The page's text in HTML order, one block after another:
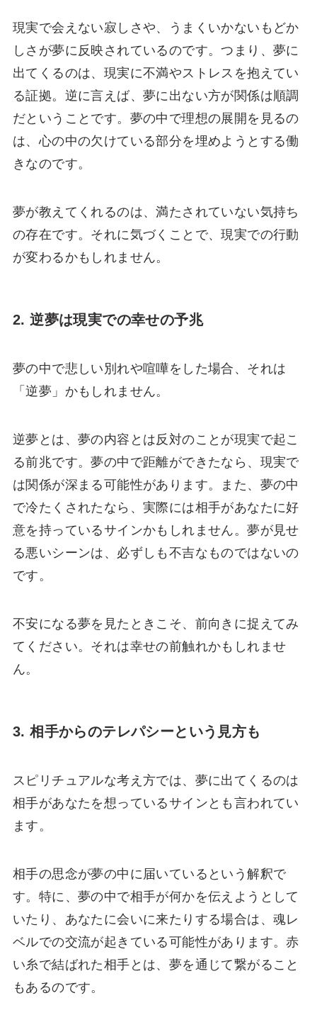
現実で会えない寂しさや、うまくいかないもどか
しさが夢に反映されているのです。つまり、夢に
出てくるのは、現実に不満やストレスを抱えてい
る証拠。逆に言えば、夢に出ない方が関係は順調
だということです。夢の中で理想の展開を見るの
は、心の中の欠けている部分を埋めようとする働
きなのです。
夢が教えてくれるのは、満たされていない気持ち
の存在です。それに気づくことで、現実での行動
が変わるかもしれません。
2. 逆夢は現実での幸せの予兆
夢の中で悲しい別れや喧嘩をした場合、それは
「逆夢」かもしれません。
逆夢とは、夢の内容とは反対のことが現実で起こ
る前兆です。夢の中で距離ができたなら、現実で
は関係が深まる可能性があります。また、夢の中
で冷たくされたなら、実際には相手があなたに好
意を持っているサインかもしれません。夢が見せ
る悪いシーンは、必ずしも不吉なものではないの
です。
不安になる夢を見たときこそ、前向きに捉えてみ
てください。それは幸せの前触れかもしれませ
ん。
3. 相手からのテレパシーという見方も
スピリチュアルな考え方では、夢に出てくるのは
相手があなたを想っているサインとも言われてい
ます。
相手の思念が夢の中に届いているという解釈で
す。特に、夢の中で相手が何かを伝えようとして
いたり、あなたに会いに来たりする場合は、魂レ
ベルでの交流が起きている可能性があります。赤
い糸で結ばれた相手とは、夢を通じて繋がること
もあるのです。